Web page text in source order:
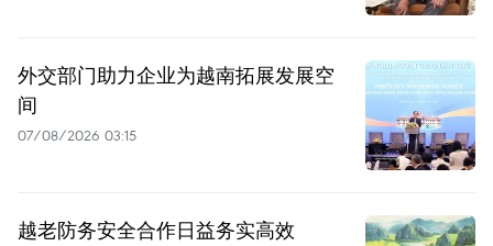
外交部门助力企业为越南拓展发展空
间
07/08/2026 03:15
越老防务安全合作日益务实高效